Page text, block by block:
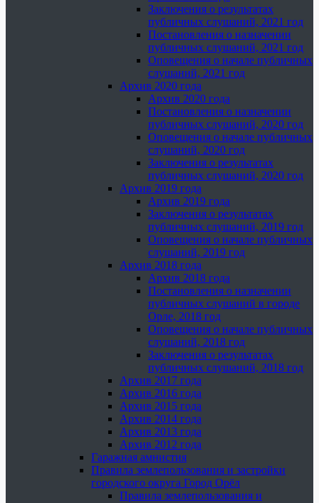
Заключения о результатах
публичных слушаний, 2021 год
Постановления о назначении
публичных слушаний, 2021 год
Оповещения о начале публичных
слушаний, 2021 год
Архив 2020 года
Архив 2020 года
Постановления о назначении
публичных слушаний, 2020 год
Оповещения о начале публичных
слушаний, 2020 год
Заключения о результатах
публичных слушаний, 2020 год
Архив 2019 года
Архив 2019 года
Заключения о результатах
публичных слушаний, 2019 год
Оповещения о начале публичных
слушаний, 2019 год
Архив 2018 года
Архив 2018 года
Постановления о назначении
публичных слушаний в городе
Орле, 2018 год
Оповещения о начале публичных
слушаний, 2018 год
Заключения о результатах
публичных слушаний, 2018 год
Архив 2017 года
Архив 2016 года
Архив 2015 года
Архив 2014 года
Архив 2013 года
Архив 2012 года
Гаражная амнистия
Правила землепользования и застройки
городского округа Город Орёл
Правила землепользования и